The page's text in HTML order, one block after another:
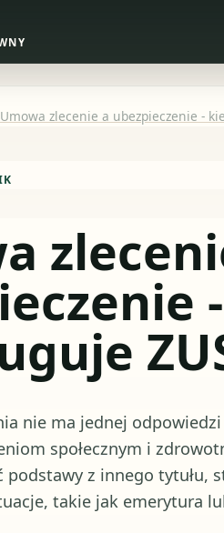
Umowa zlecenie a ubezpieczenie -
nie ma jednej
społecznym i
podstawy z innego tytułu,
takie jak emerytura